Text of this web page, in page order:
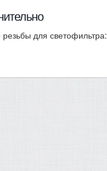
для светофильтра: